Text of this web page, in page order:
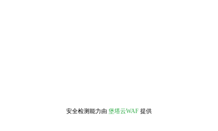
安全检测能力由 堡塔云WAF 提供